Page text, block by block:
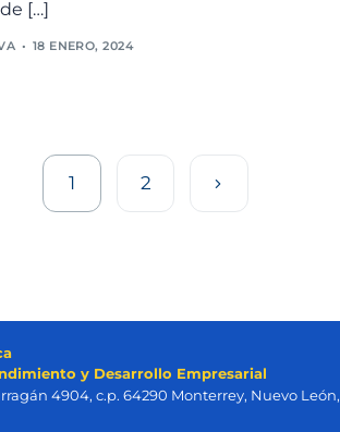
[…]
18 ENERO, 2024
1 2
y Desarrollo Empresarial
4904, c.p. 64290 Monterrey, Nuevo León,